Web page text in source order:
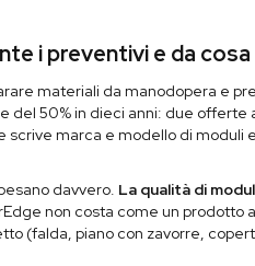
i preventivi e da cosa
materiali da manodopera e
50% in dieci anni: due offerte
marca e modello di moduli
davvero. La qualità di
non costa come un
(falda, piano con zavorre,